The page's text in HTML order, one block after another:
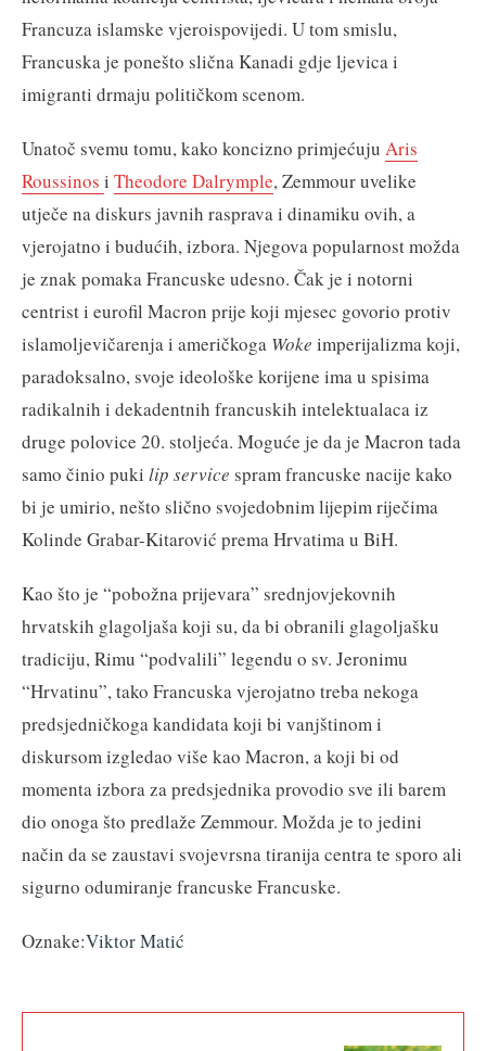
Francuza islamske vjeroispovijedi. U tom smislu,
Francuska je ponešto slična Kanadi gdje ljevica i
imigranti drmaju političkom scenom.
Unatoč svemu tomu, kako koncizno primjećuju Aris
Roussinos i Theodore Dalrymple, Zemmour uvelike
utječe na diskurs javnih rasprava i dinamiku ovih, a
vjerojatno i budućih, izbora. Njegova popularnost možda
je znak pomaka Francuske udesno. Čak je i notorni
centrist i eurofil Macron prije koji mjesec govorio protiv
islamoljevičarenja i američkoga Woke imperijalizma koji,
paradoksalno, svoje ideološke korijene ima u spisima
radikalnih i dekadentnih francuskih intelektualaca iz
druge polovice 20. stoljeća. Moguće je da je Macron tada
samo činio puki lip service spram francuske nacije kako
bi je umirio, nešto slično svojedobnim lijepim riječima
Kolinde Grabar-Kitarović prema Hrvatima u BiH.
Kao što je “pobožna prijevara” srednjovjekovnih
hrvatskih glagoljaša koji su, da bi obranili glagoljašku
tradiciju, Rimu “podvalili” legendu o sv. Jeronimu
“Hrvatinu”, tako Francuska vjerojatno treba nekoga
predsjedničkoga kandidata koji bi vanjštinom i
diskursom izgledao više kao Macron, a koji bi od
momenta izbora za predsjednika provodio sve ili barem
dio onoga što predlaže Zemmour. Možda je to jedini
način da se zaustavi svojevrsna tiranija centra te sporo ali
sigurno odumiranje francuske Francuske.
Oznake:Viktor Matić